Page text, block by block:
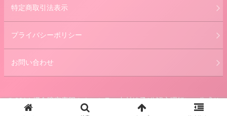
特定商取引法表示
プライバシーポリシー
お問い合わせ
© 2014 摂食障害専門カウンセラー中村綾子(公認心理師） 公式サ